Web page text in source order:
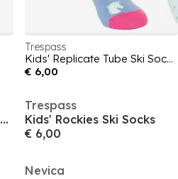
Trespass
Kids' Replicate Tube Ski Socks
€ 6,00
Kids' Replicate Tube Ski Socks
Trespass
Kids' Rockies Ski Socks
€ 6,00
Nevica